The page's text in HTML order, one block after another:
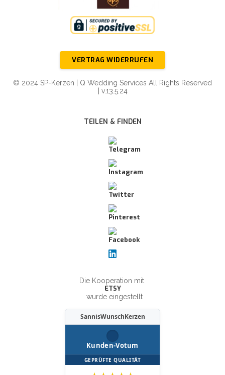
VERTRAG WIDERRUFEN
© 2024 SP-Kerzen | Q Wedding Services All Rights Reserved
| v.13.5.24
TEILEN & FINDEN
Die Kooperation mit
ETSY
wurde eingestellt
SannisWunschKerzen
Kunden-Votum
GEPRÜFTE QUALITÄT